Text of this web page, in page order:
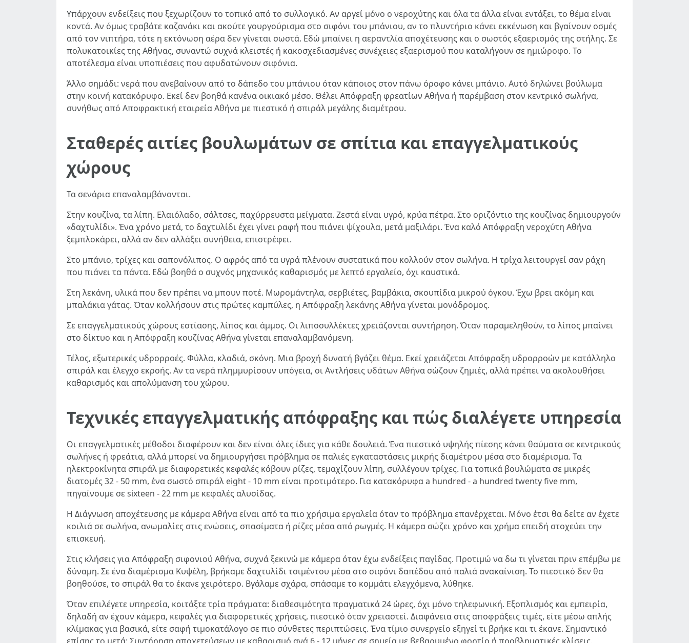
Υπάρχουν ενδείξεις που ξεχωρίζουν το τοπικό από το συλλογικό. Αν αργεί μόνο ο νεροχύτης και όλα τα άλλα είναι εντάξει, το θέμα είναι
κοντά. Αν όμως τραβάτε καζανάκι και ακούτε γουργούρισμα στο σιφόνι του μπάνιου, αν το πλυντήριο κάνει εκκένωση και βγαίνουν οσμές
από τον νιπτήρα, τότε η εκτόνωση αέρα δεν γίνεται σωστά. Εδώ μπαίνει η αεραντλία αποχέτευσης και ο σωστός εξαερισμός της στήλης. Σε
πολυκατοικίες της Αθήνας, συναντώ συχνά κλειστές ή κακοσχεδιασμένες συνέχειες εξαερισμού που καταλήγουν σε ημιώροφο. Το
αποτέλεσμα είναι υποπιέσεις που αφυδατώνουν σιφόνια.
Άλλο σημάδι: νερά που ανεβαίνουν από το δάπεδο του μπάνιου όταν κάποιος στον πάνω όροφο κάνει μπάνιο. Αυτό δηλώνει βούλωμα
στην κοινή κατακόρυφο. Εκεί δεν βοηθά κανένα οικιακό μέσο. Θέλει Απόφραξη φρεατίων Αθήνα ή παρέμβαση στον κεντρικό σωλήνα,
συνήθως από Αποφρακτική εταιρεία Αθήνα με πιεστικό ή σπιράλ μεγάλης διαμέτρου.
Σταθερές αιτίες βουλωμάτων σε σπίτια και επαγγελματικούς
χώρους
Τα σενάρια επαναλαμβάνονται.
Στην κουζίνα, τα λίπη. Ελαιόλαδο, σάλτσες, παχύρρευστα μείγματα. Ζεστά είναι υγρό, κρύα πέτρα. Στο οριζόντιο της κουζίνας δημιουργούν
«δαχτυλίδι». Ένα χρόνο μετά, το δαχτυλίδι έχει γίνει ραφή που πιάνει ψίχουλα, μετά μαξιλάρι. Ένα καλό Απόφραξη νεροχύτη Αθήνα
ξεμπλοκάρει, αλλά αν δεν αλλάξει συνήθεια, επιστρέφει.
Στο μπάνιο, τρίχες και σαπονόλιπος. Ο αφρός από τα υγρά πλένουν συστατικά που κολλούν στον σωλήνα. Η τρίχα λειτουργεί σαν ράχη
που πιάνει τα πάντα. Εδώ βοηθά ο συχνός μηχανικός καθαρισμός με λεπτό εργαλείο, όχι καυστικά.
Στη λεκάνη, υλικά που δεν πρέπει να μπουν ποτέ. Μωρομάντηλα, σερβιέτες, βαμβάκια, σκουπίδια μικρού όγκου. Έχω βρει ακόμη και
μπαλάκια γάτας. Όταν κολλήσουν στις πρώτες καμπύλες, η Απόφραξη λεκάνης Αθήνα γίνεται μονόδρομος.
Σε επαγγελματικούς χώρους εστίασης, λίπος και άμμος. Οι λιποσυλλέκτες χρειάζονται συντήρηση. Όταν παραμεληθούν, το λίπος μπαίνει
στο δίκτυο και η Απόφραξη κουζίνας Αθήνα γίνεται επαναλαμβανόμενη.
Τέλος, εξωτερικές υδρορροές. Φύλλα, κλαδιά, σκόνη. Μια βροχή δυνατή βγάζει θέμα. Εκεί χρειάζεται Απόφραξη υδρορροών με κατάλληλο
σπιράλ και έλεγχο εκροής. Αν τα νερά πλημμυρίσουν υπόγεια, οι Αντλήσεις υδάτων Αθήνα σώζουν ζημιές, αλλά πρέπει να ακολουθήσει
καθαρισμός και απολύμανση του χώρου.
Τεχνικές επαγγελματικής απόφραξης και πώς διαλέγετε υπηρεσία
Οι επαγγελματικές μέθοδοι διαφέρουν και δεν είναι όλες ίδιες για κάθε δουλειά. Ένα πιεστικό υψηλής πίεσης κάνει θαύματα σε κεντρικούς
σωλήνες ή φρεάτια, αλλά μπορεί να δημιουργήσει πρόβλημα σε παλιές εγκαταστάσεις μικρής διαμέτρου μέσα στο διαμέρισμα. Τα
ηλεκτροκίνητα σπιράλ με διαφορετικές κεφαλές κόβουν ρίζες, τεμαχίζουν λίπη, συλλέγουν τρίχες. Για τοπικά βουλώματα σε μικρές
διατομές 32 - 50 mm, ένα σωστό σπιράλ eight - 10 mm είναι προτιμότερο. Για κατακόρυφα a hundred - a hundred twenty five mm,
πηγαίνουμε σε sixteen - 22 mm με κεφαλές αλυσίδας.
Η Διάγνωση αποχέτευσης με κάμερα Αθήνα είναι από τα πιο χρήσιμα εργαλεία όταν το πρόβλημα επανέρχεται. Μόνο έτσι θα δείτε αν έχετε
κοιλιά σε σωλήνα, ανωμαλίες στις ενώσεις, σπασίματα ή ρίζες μέσα από ρωγμές. Η κάμερα σώζει χρόνο και χρήμα επειδή στοχεύει την
επισκευή.
Στις κλήσεις για Απόφραξη σιφονιού Αθήνα, συχνά ξεκινώ με κάμερα όταν έχω ενδείξεις παγίδας. Προτιμώ να δω τι γίνεται πριν επέμβω με
δύναμη. Σε ένα διαμέρισμα Κυψέλη, βρήκαμε δαχτυλίδι τσιμέντου μέσα στο σιφόνι δαπέδου από παλιά ανακαίνιση. Το πιεστικό δεν θα
βοηθούσε, το σπιράλ θα το έκανε χειρότερο. Βγάλαμε σχάρα, σπάσαμε το κομμάτι ελεγχόμενα, λύθηκε.
Όταν επιλέγετε υπηρεσία, κοιτάξτε τρία πράγματα: διαθεσιμότητα πραγματικά 24 ώρες, όχι μόνο τηλεφωνική. Εξοπλισμός και εμπειρία,
δηλαδή αν έχουν κάμερα, κεφαλές για διαφορετικές χρήσεις, πιεστικό όταν χρειαστεί. Διαφάνεια στις αποφράξεις τιμές, είτε μέσω απλής
κλίμακας για βασικά, είτε σαφή τιμοκατάλογο σε πιο σύνθετες περιπτώσεις. Ένα τίμιο συνεργείο εξηγεί τι βρήκε και τι έκανε. Σημαντικό